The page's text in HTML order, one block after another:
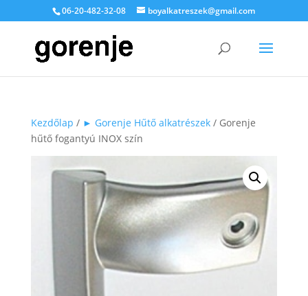
06-20-482-32-08 boyalkatreszek@gmail.com
Kezdőlap / ► Gorenje Hűtő alkatrészek/ Gorenje
hűtő fogantyú INOX szín